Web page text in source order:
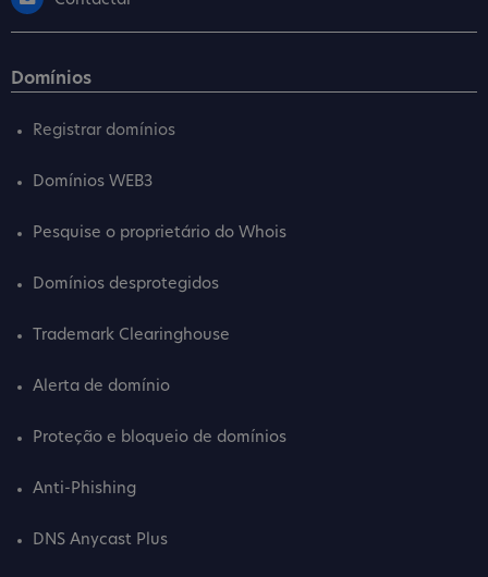
Domínios
Registrar domínios
Domínios WEB3
Pesquise o proprietário do Whois
Domínios desprotegidos
Trademark Clearinghouse
Alerta de domínio
Proteção e bloqueio de domínios
Anti-Phishing
DNS Anycast Plus